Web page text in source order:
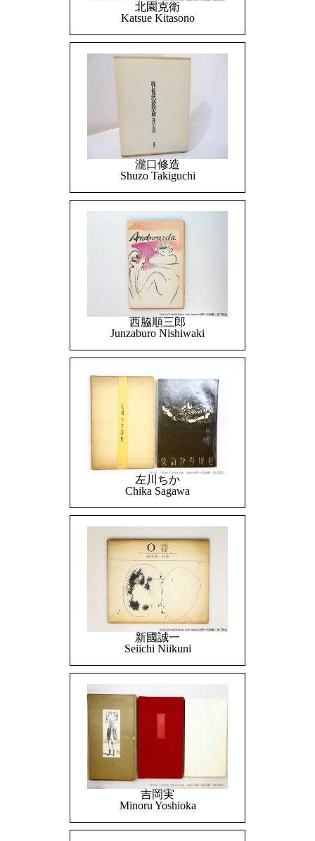
北園克衛
Katsue Kitasono
瀧口修造
Shuzo Takiguchi
西脇順三郎
Junzaburo Nishiwaki
左川ちか
Chika Sagawa
新國誠一
Seiichi Niikuni
吉岡実
Minoru Yoshioka